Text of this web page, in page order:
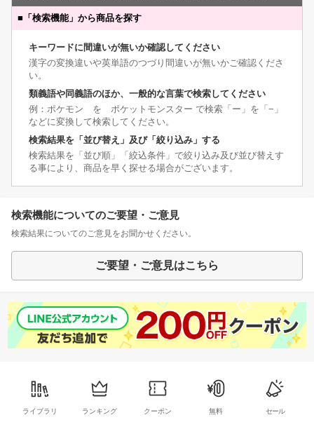
■ 「検索機能」から商品を探す
キーワードに間違いが無いか確認してください
漢字の変換違いや英単語のつづり間違いが無いかご確認くださ
い。
類義語や同義語のほか、一般的な言葉で検索してください
例：ポケモン を ポケットモンスター で検索「ー」を「−」
などに変換して検索してください。
検索結果を「並び替え」及び「絞り込み」する
検索結果を「並び順」「絞込条件」で絞り込み及び並び替えす
る事により、商品を早く探せる場合がございます。
検索機能についてのご要望・ご意見
検索結果についてのご意見をお聞かせください。
ご要望・ご意見はこちら
ライブラリ ランキング クーポン 無料 セール